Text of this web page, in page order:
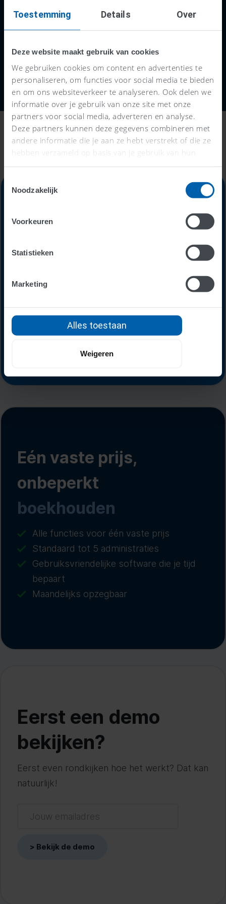
Toestemming Details Over
Deze website maakt gebruik van cookies
We gebruiken cookies om content en advertenties te
personaliseren, om functies voor social media te bieden
en om ons websiteverkeer te analyseren. Ook delen we
informatie over je gebruik van onze site met onze
partners voor social media, adverteren en analyse.
Deze partners kunnen deze gegevens combineren met
andere informatie die je aan ze hebt verstrekt of die ze
hebben verzameld op basis van je gebruik van hun
services.
Toestemmingsselectie
Noodzakelijk
Voorkeuren
Statistieken
Marketing
Alles toestaan
Weigeren
online boekhouden én profiteren van hun
Probeer nu 30 dagen gratis
Eén vaste prijs,
onbeperkt
boekhouden
Alle functies voor één vaste prijs
Standaard tot 5 administraties
Gebruiksvriendelijke software die je tijd
bepaart
Maandelijks opzegbaar
Eerst een demo
bekijken?
Eerst even rondkijken hoe het werkt? Dat kan
natuurlijk!